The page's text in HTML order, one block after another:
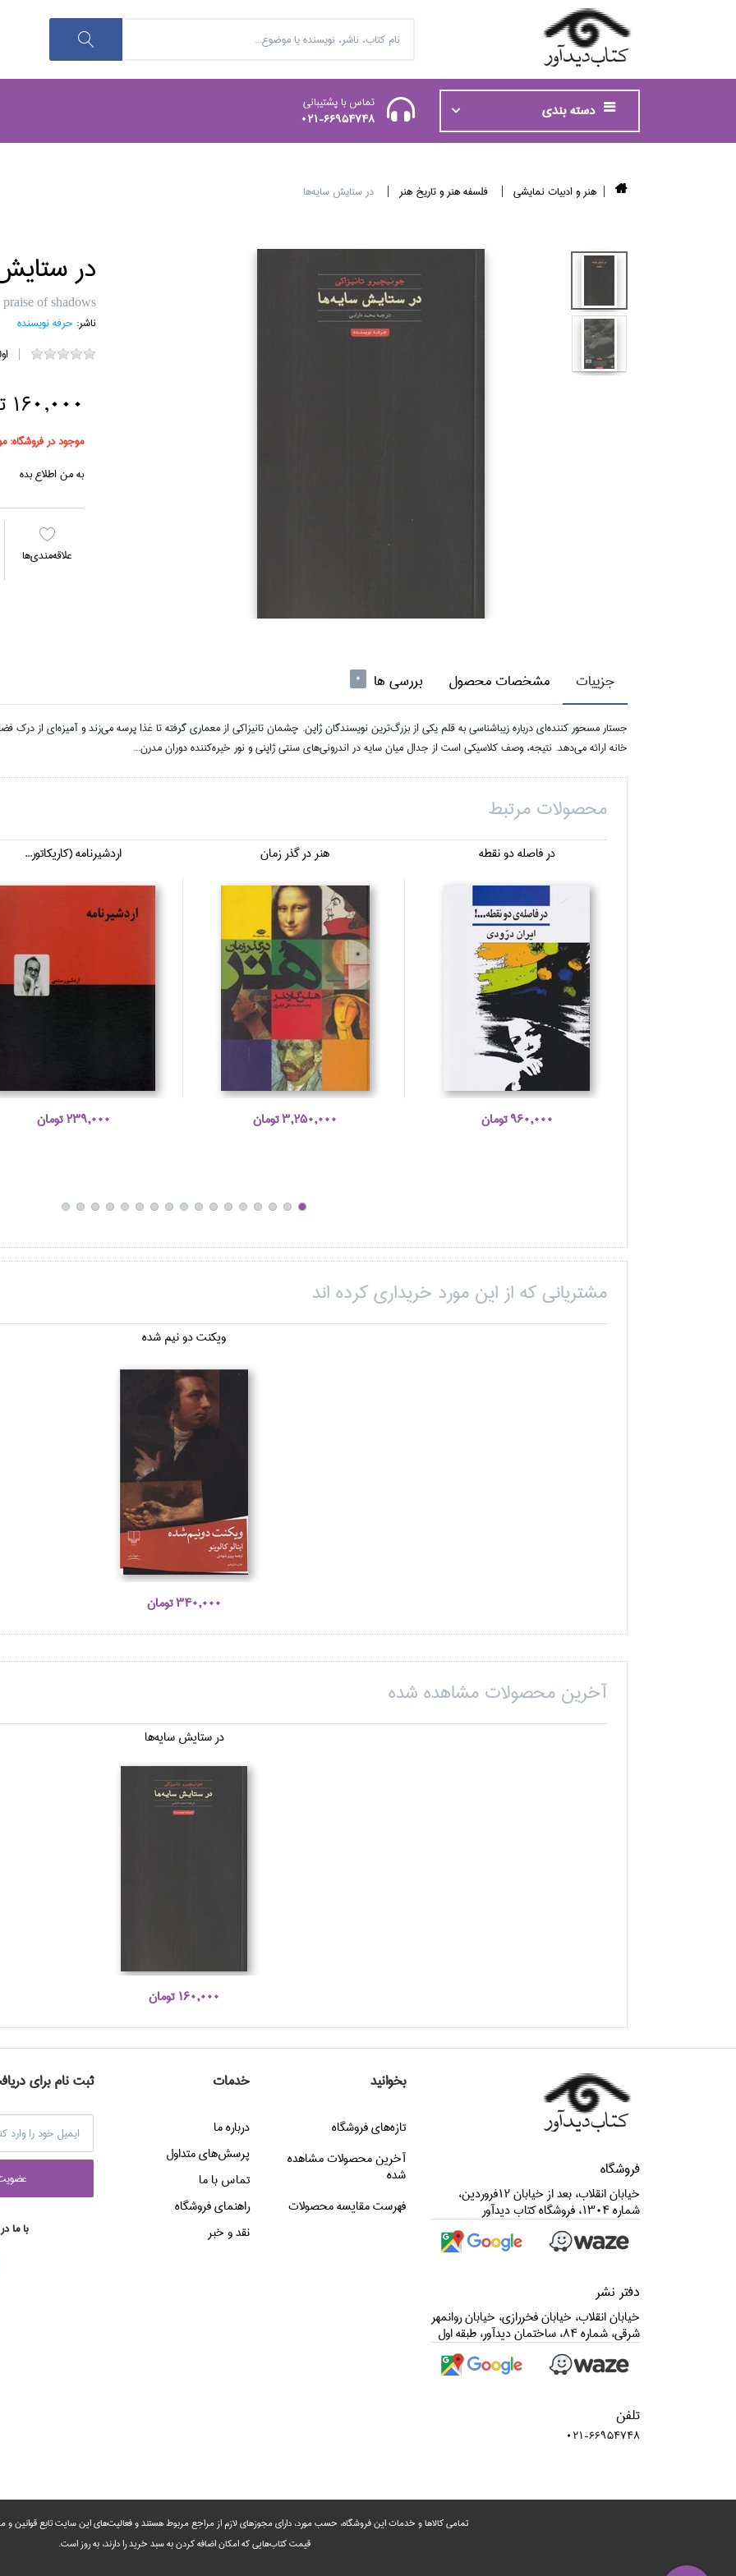
دسته بندی
تماس با پشتیبانی
021-66954748
هنر و ادبيات نمايشي فلسفه هنر و تاريخ هنر در ستايش سايه‌ها
در
of shadows
ناشر: حرفه نويسنده
160,000 تومان
موجود در فروشگاه:
به من اطلاع بده
علاقه‌مندي‌ها
جزییات مشخصات محصول بررسی ها 0
جستار مسحور كننده‌اي درباره زيباشناسي به قلم يكي از بزرگ‌ترين نويسندگان ژاپن. چشمان تانيزاكي از معماري گرفته تا غذا پرسه مي‌زند و آميزه‌اي از
خانه ارائه مي‌دهد. نتيجه، وصف كلاسيكي است از جدال ميان سايه در اندروني‌هاي سنتي ژاپني و نور خيره‌كننده دوران مدرن...
محصولات مرتبط
در فاصله دو نقطه
960,000 تومان
هنر در گذر زمان
3,250,000 تومان
اردشيرنامه (كاريكاتور...
239,000 تومان
مشتریانی که از این مورد خریداری کرده اند
ويكنت دو نيم شده
340,000 تومان
آخرین محصولات مشاهده شده
در ستايش سايه‌ها
160,000 تومان
فروشگاه
خيابان انقلاب، بعد از خيابان 12فروردين،
شماره 1304، فروشگاه كتاب ديدآور
دفتر نشر
خيابان انقلاب، خيابان فخررازي، خيابان روانمهر
شرقي، شماره 84، ساختمان ديدآور، طبقه اول
تلفن
021-66954748
بخوانید
تازه‌هاي فروشگاه
آخرین محصولات مشاهده
شده
فهرست مقایسه محصولات
خدمات
درباره ما
پرسش‌هاي متداول
تماس با ما
راهنماي فروشگاه
نقد و خبر
ثبت نام برای
با ما
تمامی‌ کالاها و خدمات این فروشگاه، حسب مورد،‌ دارای مجوزهای لازم از مراجع مربوط هستند ‌و‌‌ فعالیت‌های این سایت تابع قوانین
قیمت کتاب‌هایی که امکان اضافه کردن به سبد خرید را دارند،‌ به روز است.